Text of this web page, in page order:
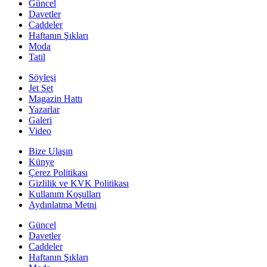
Güncel
Davetler
Caddeler
Haftanın Şıkları
Moda
Tatil
Söyleşi
Jet Set
Magazin Hattı
Yazarlar
Galeri
Video
Bize Ulaşın
Künye
Çerez Politikası
Gizlilik ve KVK Politikası
Kullanım Koşulları
Aydınlatma Metni
Güncel
Davetler
Caddeler
Haftanın Şıkları